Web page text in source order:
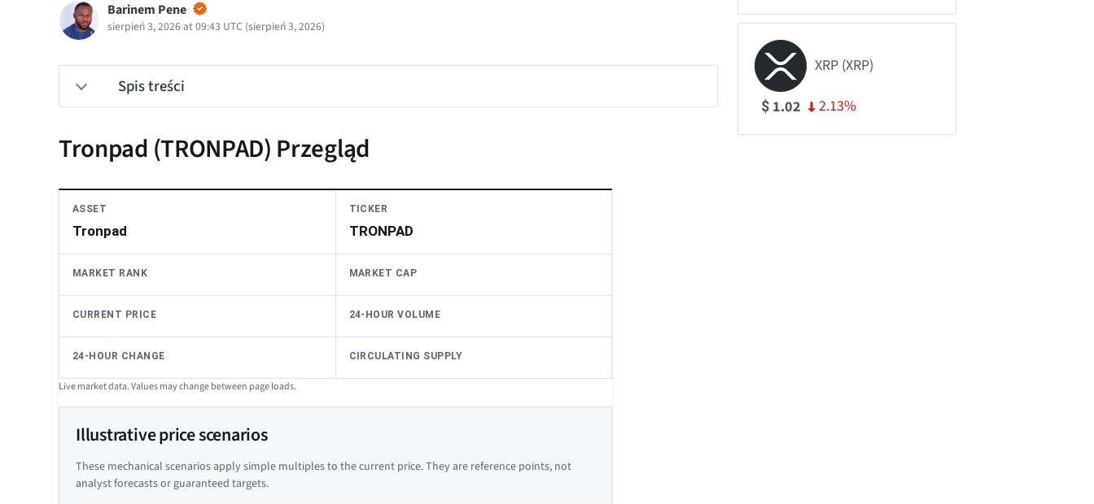
Barinem Pene
sierpień 3, 2026 at 09:43 UTC (sierpień 3, 2026)
Spis treści
Tronpad (TRONPAD) Przegląd
ASSET
Tronpad
TICKER
TRONPAD
MARKET RANK MARKET CAP
CURRENT PRICE 24-HOUR VOLUME
24-HOUR CHANGE CIRCULATING SUPPLY
Live market data. Values may change between page loads.
Illustrative price scenarios
These mechanical scenarios apply simple multiples to the current price. They are reference points, not
analyst forecasts or guaranteed targets.
XRP (XRP)
$ 1.02 2.13%